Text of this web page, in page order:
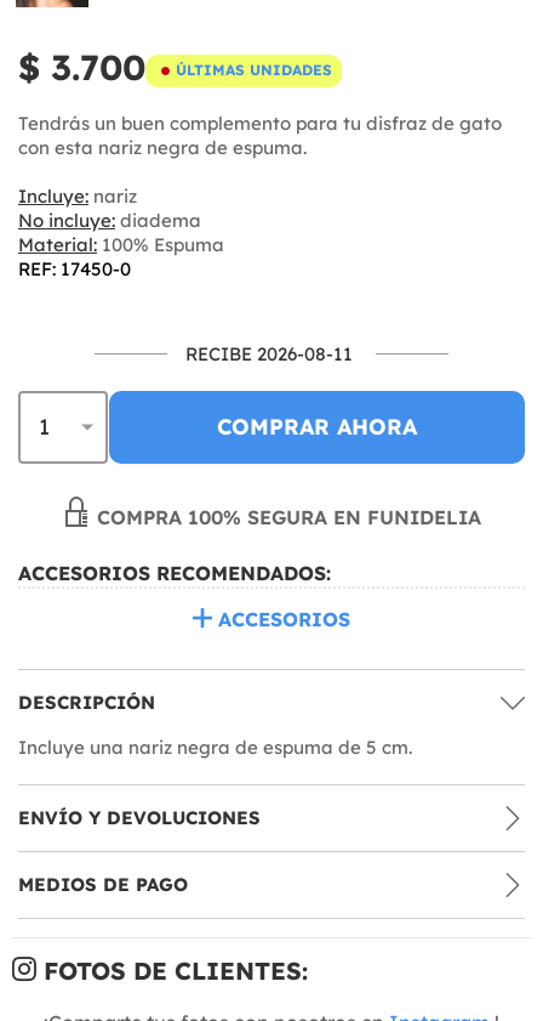
$ 3.700 ÚLTIMAS UNIDADES
Tendrás un buen complemento para tu disfraz de gato
con esta nariz negra de espuma.
Incluye: nariz
No incluye: diadema
Material: 100% Espuma
REF: 17450-0
RECIBE 2026-08-11
COMPRAR AHORA
COMPRA 100% SEGURA EN FUNIDELIA
ACCESORIOS RECOMENDADOS:
ACCESORIOS
DESCRIPCIÓN
Incluye una nariz negra de espuma de 5 cm.
ENVÍO Y DEVOLUCIONES
MEDIOS DE PAGO
FOTOS DE CLIENTES: